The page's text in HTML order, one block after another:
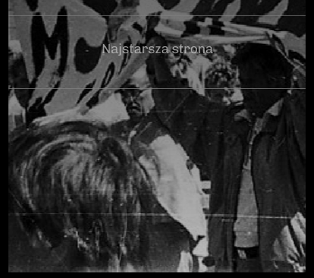
Najstarsza strona